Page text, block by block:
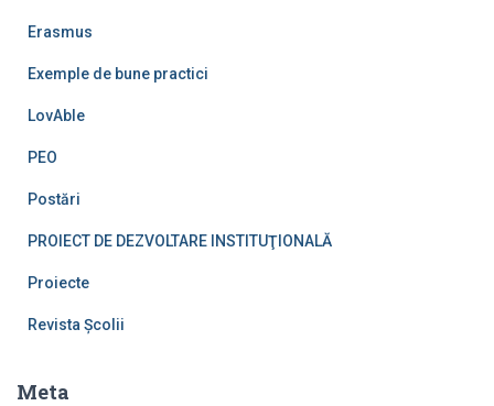
Erasmus
Exemple de bune practici
LovAble
PEO
Postări
PROIECT DE DEZVOLTARE INSTITUŢIONALĂ
Proiecte
Revista Școlii
Meta